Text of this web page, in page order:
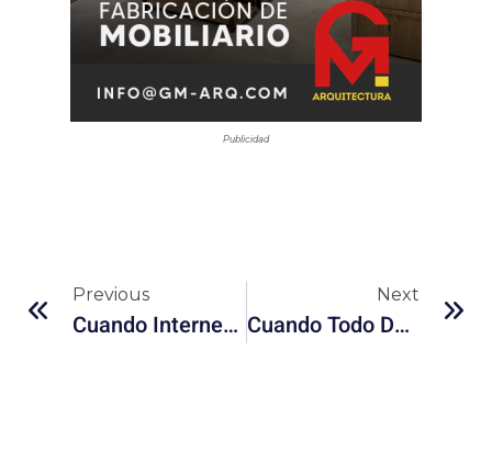
Publicidad
Previous
Cuando Internet Te Conoce Demasiado: El Cansancio De La Hiperpersonalización
Next
Cuando Todo Dura Demasiado Poco: El Cansancio De Las Tendencias Rápidas